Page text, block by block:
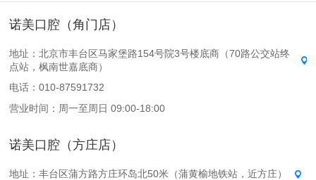
诺美口腔（角门店）
地址：北京市丰台区马家堡路154号院3号楼底商（70路公交站终
点站，枫南世嘉底商）
电话：010-87591732
营业时间：周一至周日 09:00-18:00
诺美口腔（方庄店）
地址：丰台区蒲方路方庄环岛北50米（蒲黄榆地铁站，近方庄）